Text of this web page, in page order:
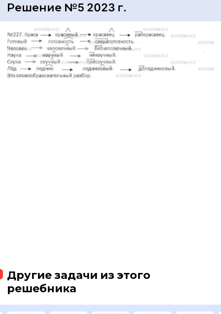
Решение №5 2023 г.
Другие задачи из этого
решебника